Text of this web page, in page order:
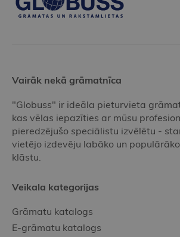
Vairāk nekā grāmatnīca
"Globuss" ir ideāla pieturvieta
kas vēlas iepazīties ar mūsu
pieredzējušo speciālistu izvēlētu -
vietējo izdevēju labāko un
klāstu.
Veikala kategorijas
Grāmatu katalogs
E-grāmatu katalogs